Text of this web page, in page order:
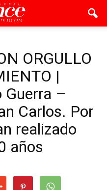
ORGULLO
|
Guerra –
Carlos. Por
realizado
años